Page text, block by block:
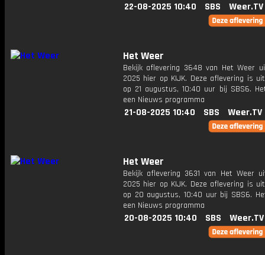
22-08-2025 10:40 SBS Weer.TV
Het Weer
Bekijk aflevering 3648 van Het Weer
2025 hier op KIJK. Deze aflevering is
op 21 augustus, 10:40 uur bij SBS6.
een Nieuws programma
21-08-2025 10:40 SBS Weer.TV
Het Weer
Bekijk aflevering 3631 van Het Weer
2025 hier op KIJK. Deze aflevering is
op 20 augustus, 10:40 uur bij SBS6.
een Nieuws programma
20-08-2025 10:40 SBS Weer.TV